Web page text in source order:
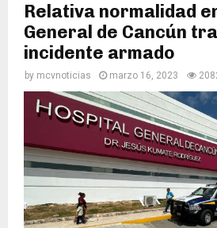
Relativa normalidad
General de Cancún
incidente armado
by mcvnoticias marzo 16, 2023